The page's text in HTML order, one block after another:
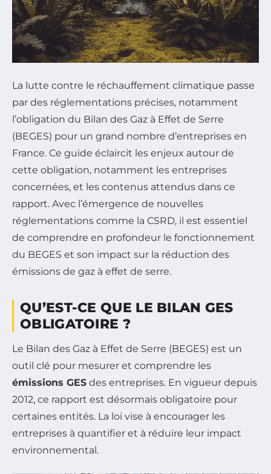
La lutte contre le réchauffement climatique passe
par des réglementations précises, notamment
l’obligation du Bilan des Gaz à Effet de Serre
(BEGES) pour un grand nombre d’entreprises en
France. Ce guide éclaircit les enjeux autour de
cette obligation, notamment les entreprises
concernées, et les contenus attendus dans ce
rapport. Avec l’émergence de nouvelles
réglementations comme la CSRD, il est essentiel
de comprendre en profondeur le fonctionnement
du BEGES et son impact sur la réduction des
émissions de gaz à effet de serre.
QU’EST-CE QUE LE BILAN GES
OBLIGATOIRE ?
Le Bilan des Gaz à Effet de Serre (BEGES) est un
outil clé pour mesurer et comprendre les
émissions GES des entreprises. En vigueur depuis
2012, ce rapport est désormais obligatoire pour
certaines entités. La loi vise à encourager les
entreprises à quantifier et à réduire leur impact
environnemental.